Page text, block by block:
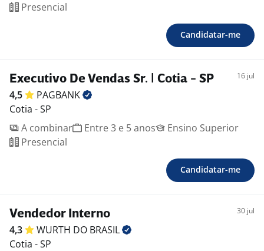
Presencial
Candidatar-me
Executivo De Vendas Sr. | Cotia - SP 16 jul
4,5
PAGBANK
Cotia - SP
A combinar
Entre 3 e 5 anos
Ensino Superior
Presencial
Candidatar-me
Vendedor Interno 30 jul
4,3 WURTH DO BRASIL
Cotia - SP